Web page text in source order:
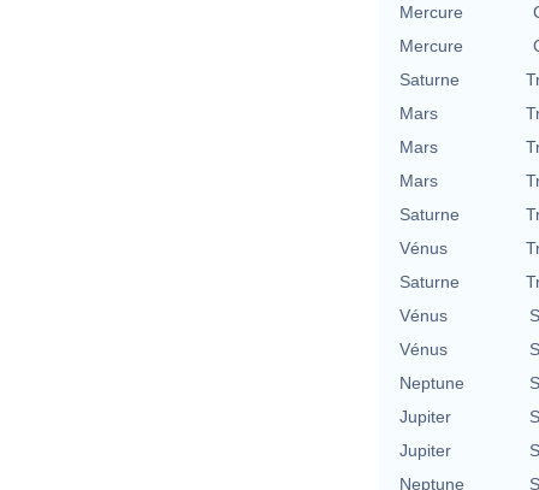
Mercure
Mercure
Saturne
Mars
Mars
Mars
Saturne
Vénus
Saturne
Vénus
Vénus
Neptune
Jupiter
Jupiter
Neptune